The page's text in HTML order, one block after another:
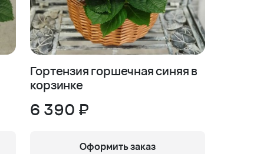
Гортензия горшечная синяя в
корзинке
6 390 ₽
Оформить заказ